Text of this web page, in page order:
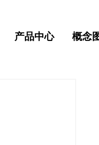
产品中心 概念